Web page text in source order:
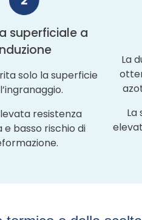
superficiale a
solo la superficie
resistenza
e basso rischio di
La
La